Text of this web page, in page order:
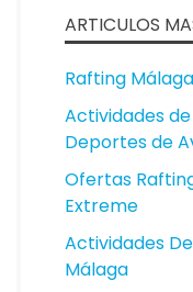
ARTICULOS
Rafting
Actividades
Deportes de
Ofertas
Extreme
Actividades
Málaga